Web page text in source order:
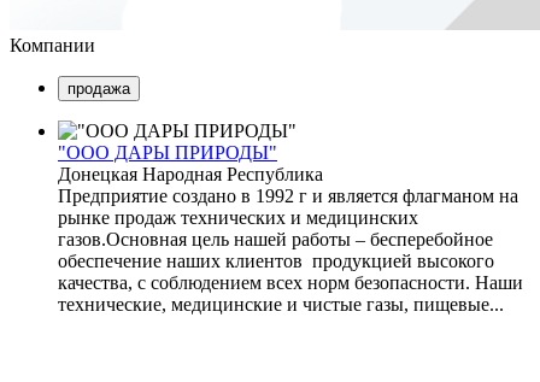
Компании
продажа
"ООО ДАРЫ ПРИРОДЫ"
Донецкая Народная Республика
Предприятие создано в 1992 г и является флагманом на
рынке продаж технических и медицинских
газов.Основная цель нашей работы – бесперебойное
обеспечение наших клиентов продукцией высокого
качества, с соблюдением всех норм безопасности. Наши
технические, медицинские и чистые газы, пищевые...